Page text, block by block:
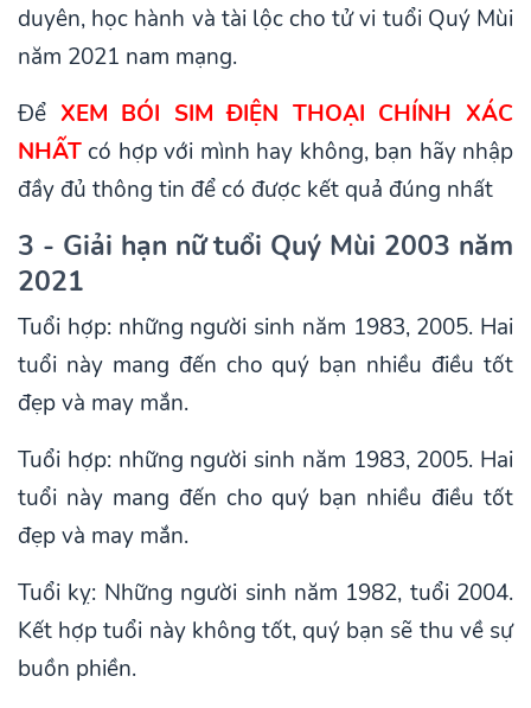
duyên, học hành và tài lộc cho tử vi tuổi Quý Mùi
năm 2021 nam mạng.
Để XEM BÓI SIM ĐIỆN THOẠI CHÍNH XÁC
NHẤT có hợp với mình hay không, bạn hãy nhập
đầy đủ thông tin để có được kết quả đúng nhất
3 - Giải hạn nữ tuổi Quý Mùi 2003 năm
2021
Tuổi hợp: những người sinh năm 1983, 2005. Hai
tuổi này mang đến cho quý bạn nhiều điều tốt
đẹp và may mắn.
Tuổi hợp: những người sinh năm 1983, 2005. Hai
tuổi này mang đến cho quý bạn nhiều điều tốt
đẹp và may mắn.
Tuổi kỵ: Những người sinh năm 1982, tuổi 2004.
Kết hợp tuổi này không tốt, quý bạn sẽ thu về sự
buồn phiền.